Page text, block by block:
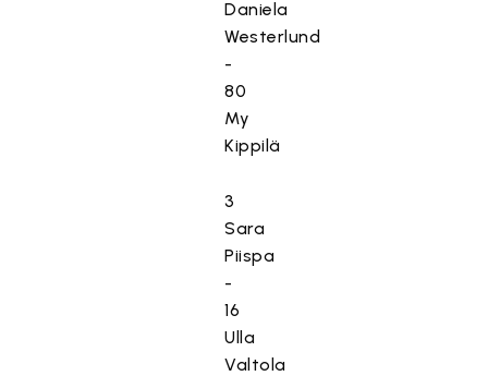
Daniela
Westerlund
-
80
My
Kippilä
3
Sara
Piispa
-
16
Ulla
Valtola